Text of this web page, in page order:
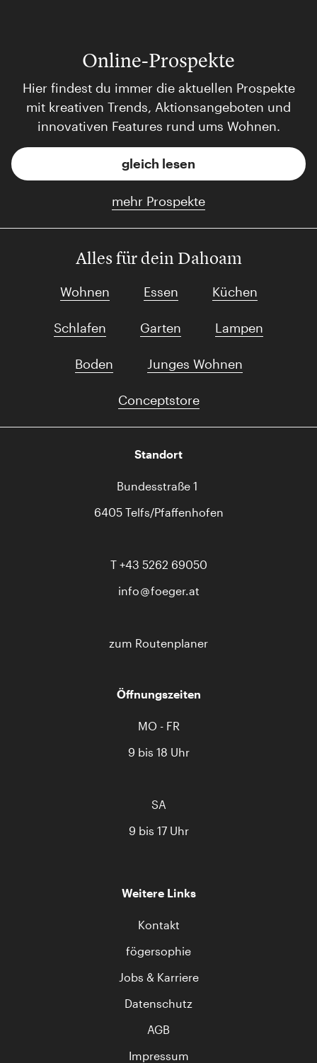
Online-Prospekte
Hier findest du immer die aktuellen Prospekte
mit kreativen Trends, Aktionsangeboten und
innovativen Features rund ums Wohnen.
gleich lesen
mehr Prospekte
Alles für dein Dahoam
Wohnen Essen Küchen
Schlafen Garten Lampen
Boden Junges Wohnen
Conceptstore
Standort
Bundesstraße 1
6405 Telfs/Pfaffenhofen
T +43 5262 69050
info
foeger.at
zum Routenplaner
Öffnungszeiten
MO - FR
9 bis 18 Uhr
SA
9 bis 17 Uhr
Weitere Links
Kontakt
fögersophie
Jobs & Karriere
Datenschutz
AGB
Impressum